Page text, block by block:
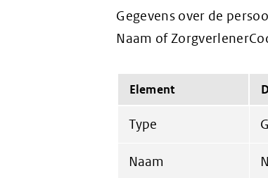
Gegevens over de
Naam of
Element
Type
Naam